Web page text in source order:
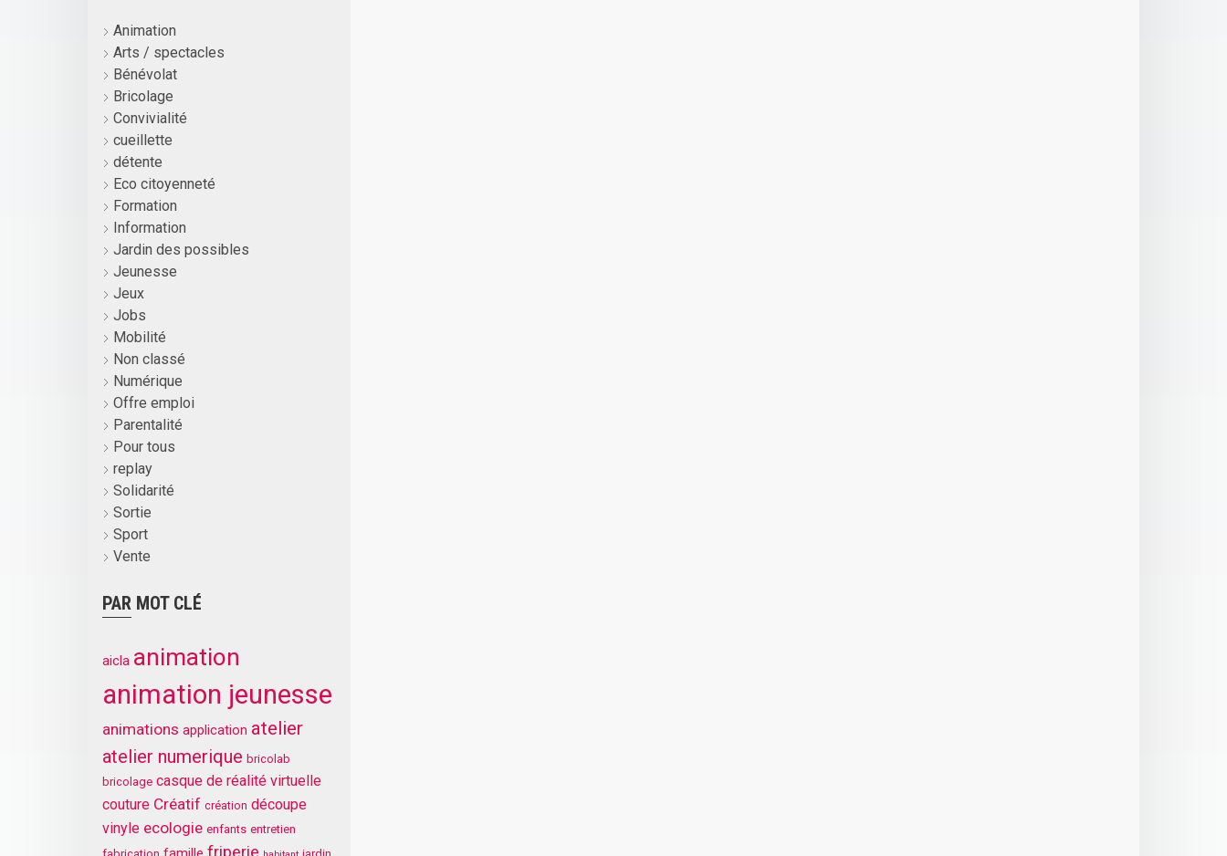
Animation
Arts / spectacles
Bénévolat
Bricolage
Convivialité
cueillette
détente
Eco citoyenneté
Formation
Information
Jardin des possibles
Jeunesse
Jeux
Jobs
Mobilité
Non classé
Numérique
Offre emploi
Parentalité
Pour tous
replay
Solidarité
Sortie
Sport
Vente
PAR MOT CLÉ
aicla animation
animation jeunesse
animations application atelier
atelier numerique bricolab
bricolage casque de réalité virtuelle
couture Créatif création découpe
vinyle ecologie enfants entretien
friperie